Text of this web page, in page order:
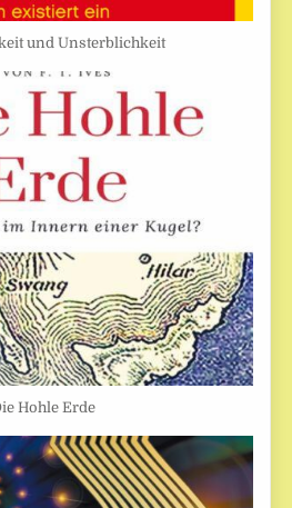
und Unsterblichkeit
Hohle Erde